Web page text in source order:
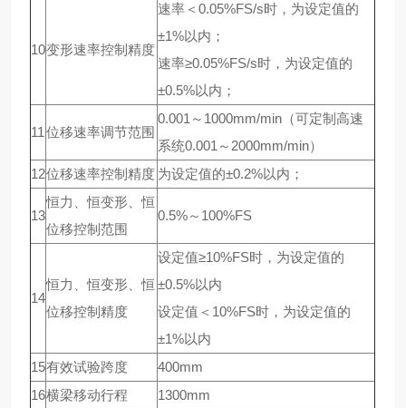
10变形速率控制精度
速率＜0.05%FS/s时，为设定值的
±1%以内；
速率≥0.05%FS/s时，为设定值的
±0.5%以内；
11 位移速率调节范围
0.001～1000mm/min（可定制高速
系统0.001～2000mm/min）
12位移速率控制精度 为设定值的±0.2%以内；
13
恒力、恒变形、恒
位移控制范围
0.5%～100%FS
14
恒力、恒变形、恒
位移控制精度
设定值≥10%FS时，为设定值的
±0.5%以内
设定值＜10%FS时，为设定值的
±1%以内
15有效试验跨度
400mm
16横梁移动行程
1300mm